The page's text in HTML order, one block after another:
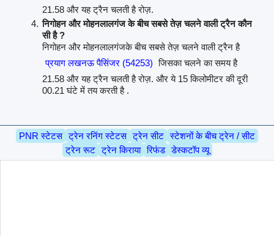
21.58 और यह ट्रैन चलती है रोज़.
निगोहन और मोहनलालगंज के बीच सबसे तेज़ चलने वाली ट्रैन कौन
सी है ?
निगोहन और मोहनलालगंजके बीच सबसे तेज़ चलने वाली ट्रैन है
प्रयाग लखनऊ पैसिंजर (54253) जिसका चलने का समय है
21.58 और यह ट्रैन चलती है रोज़. और ये 15 किलोमीटर की दूरी
00.21 घंटे में तय करती है .
PNR स्टेटस ट्रेन रनिंग स्टेटस ट्रेन सीट स्टेशनों के बीच ट्रेन / सीट
ट्रेन रूट ट्रेन किराया रिफंड डेस्कटॉप व्यू